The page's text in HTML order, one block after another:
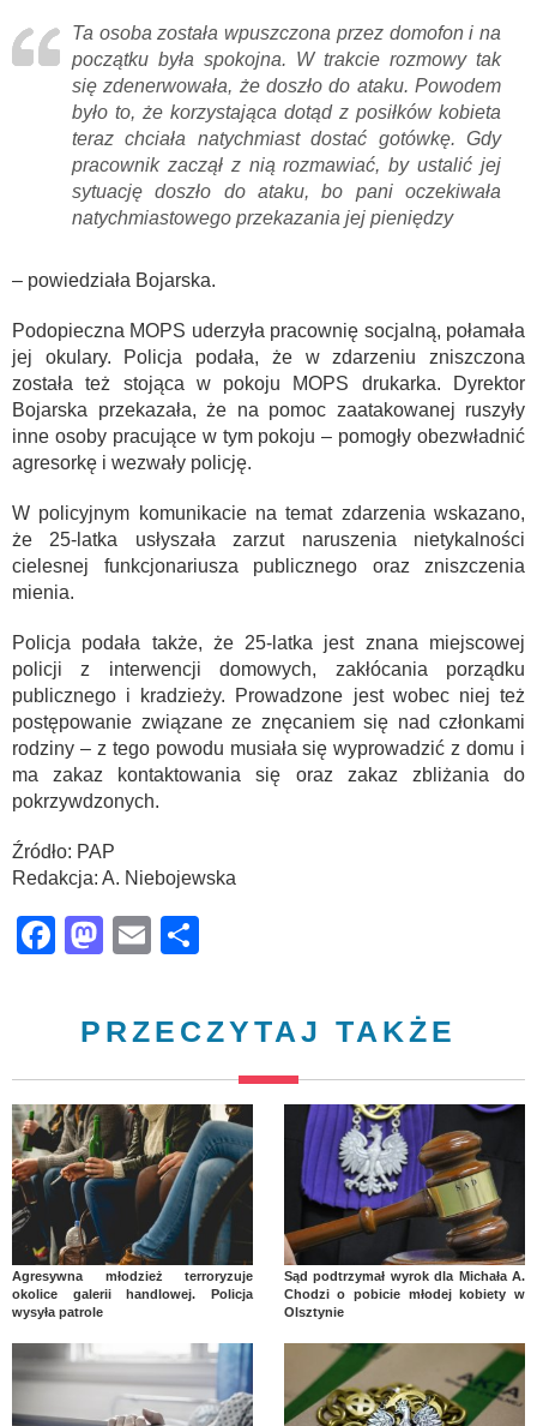
Ta osoba została wpuszczona przez domofon i na
początku była spokojna. W trakcie rozmowy tak
się zdenerwowała, że doszło do ataku. Powodem
było to, że korzystająca dotąd z posiłków kobieta
teraz chciała natychmiast dostać gotówkę. Gdy
pracownik zaczął z nią rozmawiać, by ustalić jej
sytuację doszło do ataku, bo pani oczekiwała
natychmiastowego przekazania jej pieniędzy
– powiedziała Bojarska.
Podopieczna MOPS uderzyła pracownię socjalną, połamała
jej okulary. Policja podała, że w zdarzeniu zniszczona
została też stojąca w pokoju MOPS drukarka. Dyrektor
Bojarska przekazała, że na pomoc zaatakowanej ruszyły
inne osoby pracujące w tym pokoju – pomogły obezwładnić
agresorkę i wezwały policję.
W policyjnym komunikacie na temat zdarzenia wskazano,
że 25-latka usłyszała zarzut naruszenia nietykalności
cielesnej funkcjonariusza publicznego oraz zniszczenia
mienia.
Policja podała także, że 25-latka jest znana miejscowej
policji z interwencji domowych, zakłócania porządku
publicznego i kradzieży. Prowadzone jest wobec niej też
postępowanie związane ze znęcaniem się nad członkami
rodziny – z tego powodu musiała się wyprowadzić z domu i
ma zakaz kontaktowania się oraz zakaz zbliżania do
pokrzywdzonych.
Źródło: PAP
Redakcja: A. Niebojewska
Facebook
Mastodon
Email
PRZECZYTAJ TAKŻE
Agresywna młodzież terroryzuje
okolice galerii handlowej. Policja
wysyła patrole
Sąd podtrzymał wyrok dla Michała A.
Chodzi o pobicie młodej kobiety w
Olsztynie